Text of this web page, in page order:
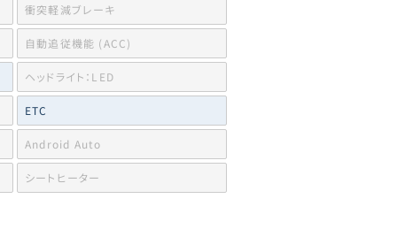
衝突軽減ブレーキ
自動追従機能 (ACC)
ヘッドライト：LED
ETC
Android Auto
シートヒーター